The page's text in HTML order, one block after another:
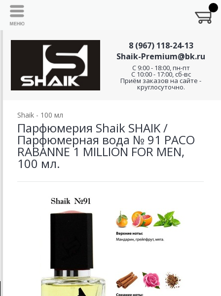
8 (967) 118-24-13
Shaik-Premium@bk.ru
C 9:00 - 18:00, пн-пт
С 10:00 - 17:00, сб-вс
Приём заказов на сайте -
круглосуточно.
Shaik - 100 мл
Парфюмерия Shaik SHAIK /
Парфюмерная вода № 91 PACO
RABANNE 1 MILLION FOR MEN,
100 мл.